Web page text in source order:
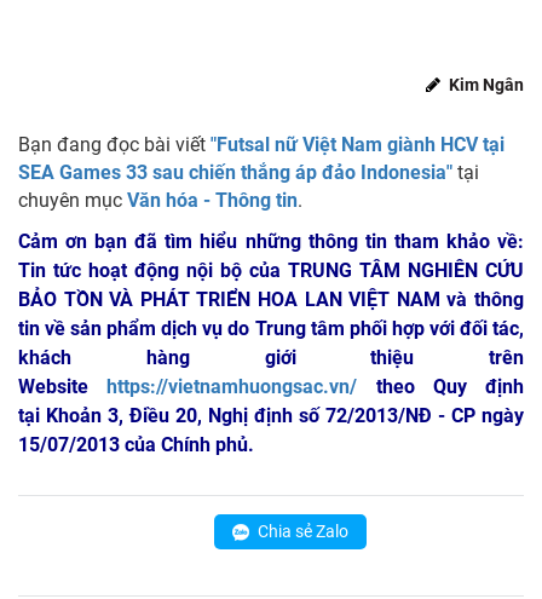
Kim Ngân
Bạn đang đọc bài viết "Futsal nữ Việt Nam giành HCV tại
SEA Games 33 sau chiến thắng áp đảo Indonesia" tại
chuyên mục Văn hóa - Thông tin.
Cảm ơn bạn đã tìm hiểu những thông tin tham khảo về:
Tin tức hoạt động nội bộ của TRUNG TÂM NGHIÊN CỨU
BẢO TỒN VÀ PHÁT TRIỂN HOA LAN VIỆT NAM và thông
tin về sản phẩm dịch vụ do Trung tâm phối hợp với đối tác,
khách hàng giới thiệu trên
Website
https://vietnamhuongsac.vn/ theo Quy định
tại Khoản 3, Điều 20, Nghị định số 72/2013/NĐ - CP ngày
15/07/2013 của Chính phủ.
Chia sẻ Zalo